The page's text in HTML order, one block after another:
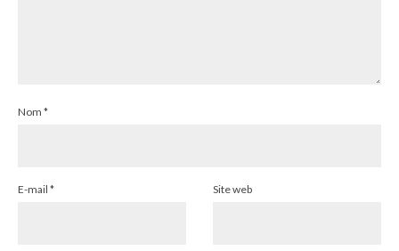
Nom *
E-mail * Site web